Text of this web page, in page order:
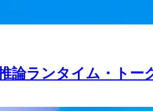
ランタイム・トー